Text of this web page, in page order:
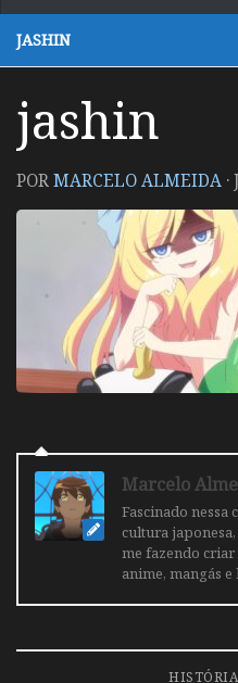
JASHIN
jashin
PORMARCELO ALMEIDA ·
Marcelo
Fascinado nessa
cultura
me fazendo
anime, mangás